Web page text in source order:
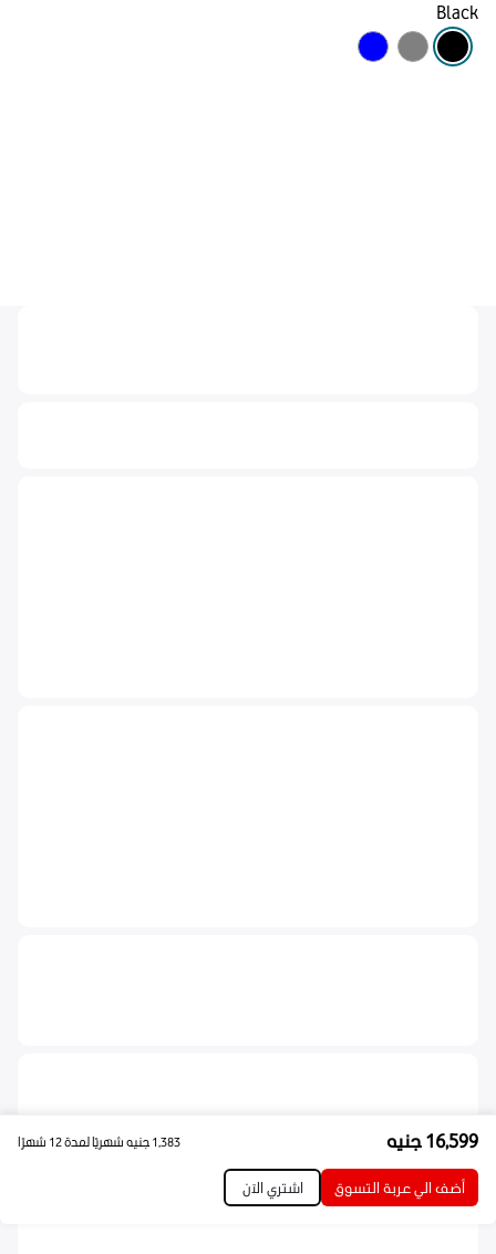
16,599 جنيه 1,383 جنيه شهريًا لمدة 12 شهرًا
أضف الي عربة التسوق اشتري الآن
Black